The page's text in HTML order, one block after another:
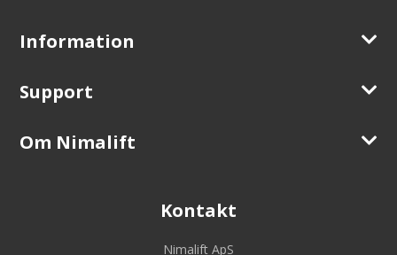
Information
Support
Om Nimalift
Kontakt
Nimalift ApS